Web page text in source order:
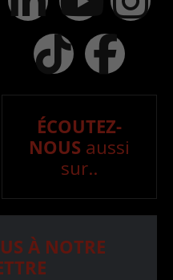
ÉCOUTEZ-
NOUS aussi
sur..
À NOTRE